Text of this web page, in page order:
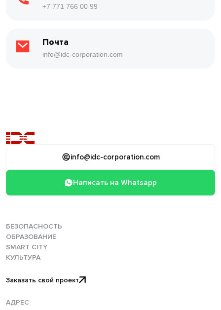
+7 771 766 00 99
Почта
info@idc-corporation.com
info@idc-corporation.com
Написать на Whatsapp
БЕЗОПАСНОСТЬ
ОБРАЗОВАНИЕ
SMART CITY
КУЛЬТУРА
АДРЕС
Заказать свой проект